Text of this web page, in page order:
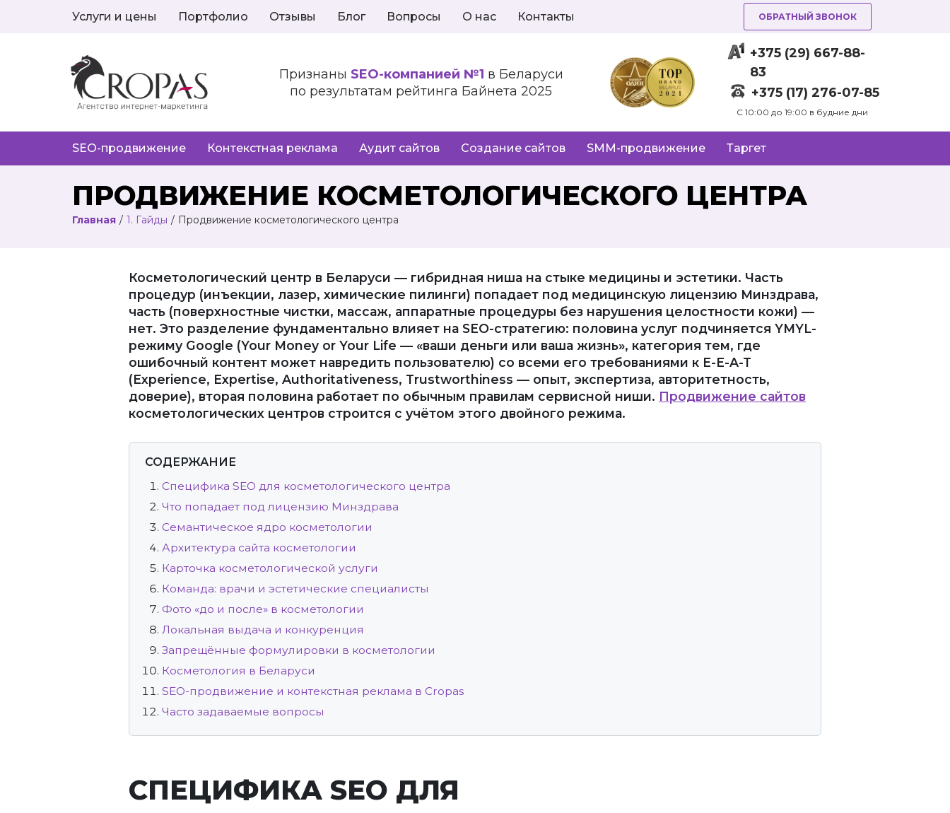
Услуги и цены Портфолио Отзывы Блог Вопросы О нас Контакты ОБРАТНЫЙ ЗВОНОК
Признаны SEO-компанией №1 в Беларуси
по результатам рейтинга Байнета 2025
+375 (29) 667-88-
83
+375 (17) 276-07-85
C 10:00 до 19:00 в будние дни
SEO-продвижение Контекстная реклама Аудит сайтов Создание сайтов SMM-продвижение Таргет
ПРОДВИЖЕНИЕ КОСМЕТОЛОГИЧЕСКОГО ЦЕНТРА
Главная / 1. Гайды / Продвижение косметологического центра
Косметологический центр в Беларуси — гибридная ниша на стыке медицины и эстетики. Часть
процедур (инъекции, лазер, химические пилинги) попадает под медицинскую лицензию Минздрава,
часть (поверхностные чистки, массаж, аппаратные процедуры без нарушения целостности кожи) —
нет. Это разделение фундаментально влияет на SEO-стратегию: половина услуг подчиняется YMYL-
режиму Google (Your Money or Your Life — «ваши деньги или ваша жизнь», категория тем, где
ошибочный контент может навредить пользователю) со всеми его требованиями к E-E-A-T
(Experience, Expertise, Authoritativeness, Trustworthiness — опыт, экспертиза, авторитетность,
доверие), вторая половина работает по обычным правилам сервисной ниши. Продвижение сайтов
косметологических центров строится с учётом этого двойного режима.
СОДЕРЖАНИЕ
Специфика SEO для косметологического центра
Что попадает под лицензию Минздрава
Семантическое ядро косметологии
Архитектура сайта косметологии
Карточка косметологической услуги
Команда: врачи и эстетические специалисты
Фото «до и после» в косметологии
Локальная выдача и конкуренция
Запрещённые формулировки в косметологии
Косметология в Беларуси
SEO-продвижение и контекстная реклама в Cropas
Часто задаваемые вопросы
СПЕЦИФИКА SEO ДЛЯ